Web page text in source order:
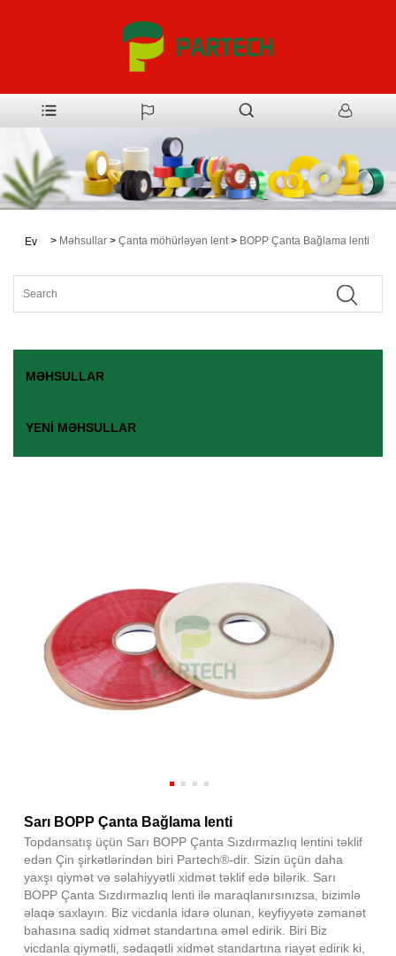
Ev > Məhsullar > Çanta möhürləyən lent> BOPP Çanta Bağlama lenti
MƏHSULLAR
YENI MƏHSULLAR
Sarı BOPP Çanta Bağlama lenti
Topdansatış üçün Sarı BOPP Çanta Sızdırmazlıq lentini təklif
edən Çin şirkətlərindən biri Partech®-dir. Sizin üçün daha
yaxşı qiymət və səlahiyyətli xidmət təklif edə bilərik. Sarı
BOPP Çanta Sızdırmazlıq lenti ilə maraqlanırsınızsa, bizimlə
əlaqə saxlayın. Biz vicdanla idarə olunan, keyfiyyətə zəmanət
bahasına sadiq xidmət standartına əməl edirik. Biri Biz
vicdanla qiymətli, sədaqətli xidmət standartına riayət edirik ki,